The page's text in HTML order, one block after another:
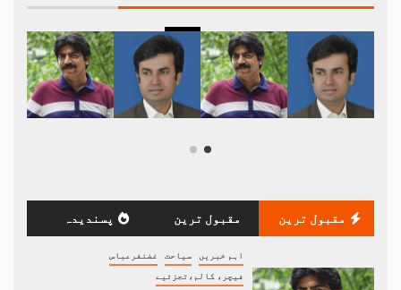
مقبول ترین مقبول ترین پسندیدہ
اہم خبریں سیاحت غضنفرعباس
فیچر، کالم،تجزئیے